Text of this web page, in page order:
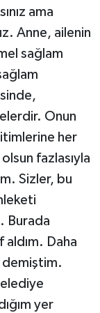
ama
Anne, ailenin
sağlam
Onun
her
fazlasıyla
Sizler, bu
Burada
Daha
demiştim.
yer